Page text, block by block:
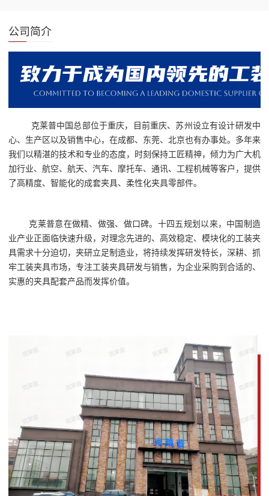
公司简介
克莱普中国总部位于重庆，目前重庆、苏州设立有设计研发中
心、生产区以及销售中心，在成都、东莞、北京也有办事处。多年来
我们以精湛的技术和专业的态度，时刻保持工匠精神，倾力为广大机
加行业、航空、航天、汽车、摩托车、通讯、工程机械等客户，提供
了高精度、智能化的成套夹具、柔性化夹具零部件。
克莱普意在做精、做强、做口碑。十四五规划以来，中国制造
业产业正面临快速升级，对理念先进的、高效稳定、模块化的工装夹
具需求十分迫切，夹研立足制造业，将持续发挥研发特长，深耕、抓
牢工装夹具市场，专注工装夹具研发与销售，为企业采购到合适的、
实惠的夹具配套产品而发挥价值。